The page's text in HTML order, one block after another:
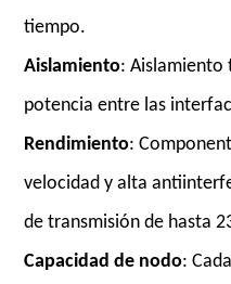
tiempo.
Aislamiento: Aislamiento
potencia entre las
Rendimiento:
velocidad y alta
de transmisión de hasta
Capacidad de nodo: